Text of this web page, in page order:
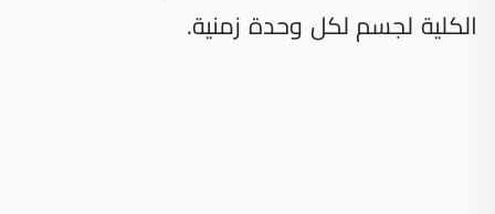
الكلية لجسم لكل وحدة زمنية.